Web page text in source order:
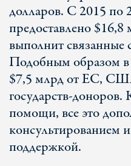
долларов. С 2015 по
предоставлено
выполнит связанные
Подобным образом
$7,5 млрд от ЕС,
государств-
помощи, все это
консультированием
поддержкой.